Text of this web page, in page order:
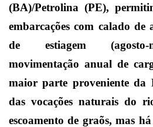
(BA)/Petrolina (PE),
embarcações com calado
de estiagem (agosto-
movimentação anual de
maior parte proveniente da
das vocações naturais do
escoamento de graõs, mas